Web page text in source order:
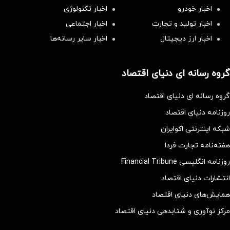
اخبار خودرو
اخبار تکنولوژی
اخبار تولید و تجارت
اخبار اجتماعی
اخبار ارز دیجیتال
اخبار سایر رسانه‌‌ها
گروه رسانه ای دنیای اقتصاد
گروه رسانه ای دنیای اقتصاد
روزنامه دنیای اقتصاد
شبکه اینترنتی اکوایران
هفته‌نامه تجارت فردا
روزنامه انگلیسی Financial Tribune
انتشارات دنیای اقتصاد
همایش‌های دنیای اقتصاد
مرکز نوآوری و شتابدهی دنیای اقتصاد